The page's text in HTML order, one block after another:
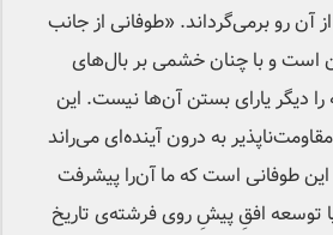
آن رو برمی‌گرداند. «طوفانی از جانب
است و با چنان خشمی بر بال‌های
دیگر یارای بستن آن‌ها نیست. این
به درون آینده‌ای می‌راند
طوفانی است که ما آن‌را پیشرفت
توسعه افقِ پیشِ روی فرشته‌ی تاریخ